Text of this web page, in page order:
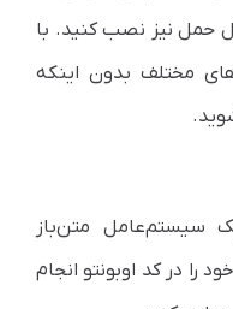
حمل نیز نصب کنید. با
مختلف بدون اینکه
سیستم‌عامل متن‌باز
را در کد اوبونتو انجام